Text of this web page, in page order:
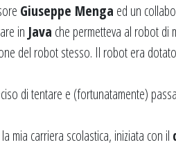
Giuseppe Menga ed un
in Java che permetteva al robot
del robot stesso. Il robot era
di tentare e (fortunatamente)
mia carriera scolastica, iniziata con il